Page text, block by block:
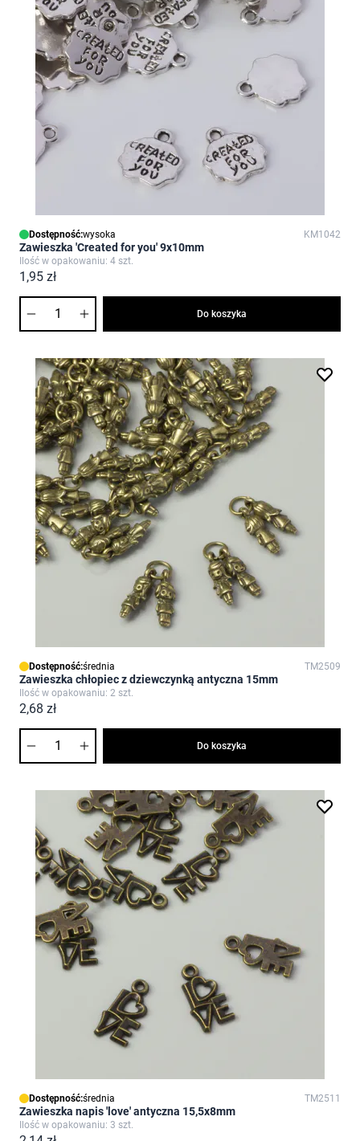
Dostępność:wysoka KM1042
Zawieszka 'Created for you' 9x10mm
Ilość w opakowaniu: 4 szt.
1,95 zł
Do koszyka
Dostępność:średnia TM2509
Zawieszka chłopiec z dziewczynką antyczna 15mm
Ilość w opakowaniu: 2 szt.
2,68 zł
Do koszyka
Dostępność:średnia TM2511
Zawieszka napis 'love' antyczna 15,5x8mm
Ilość w opakowaniu: 3 szt.